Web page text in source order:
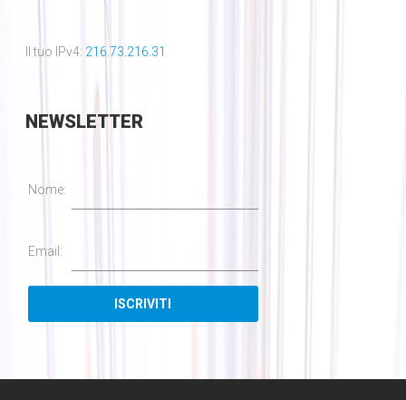
Il tuo IPv4: 216.73.216.31
NEWSLETTER
Nome:
Email: